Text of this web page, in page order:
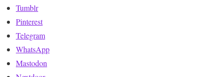
Tumblr
Pinterest
Telegram
WhatsApp
Mastodon